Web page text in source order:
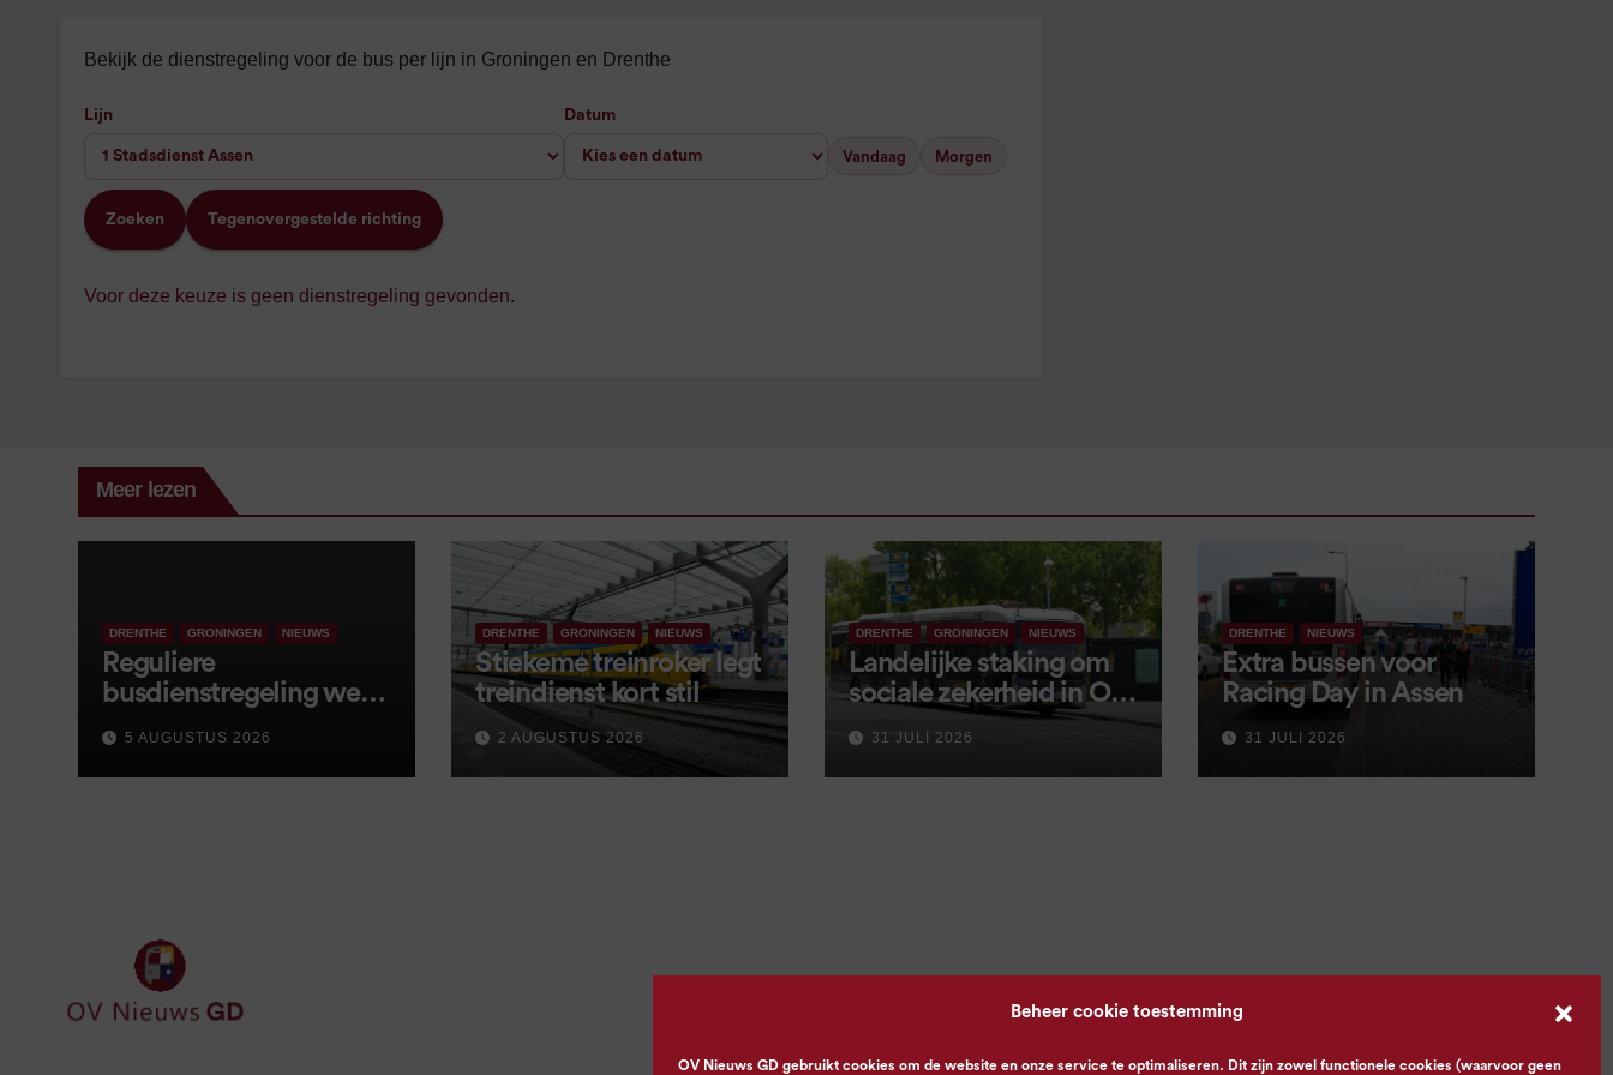
Beheer cookie toestemming
OV Nieuws GD gebruikt cookies om de website en onze service te optimaliseren. Dit zijn zowel functionele cookies (waarvoor geen
Bekijk de dienstregeling voor de bus per lijn in Groningen en Drenthe
Lijn Datum
Vandaag Morgen
Zoeken Tegenovergestelde richting
Voor deze keuze is geen dienstregeling gevonden.
Meer lezen
DRENTHE GRONINGEN NIEUWS
Reguliere
busdienstregeling weer
van start, met kleine
wijzigingen
5 AUGUSTUS 2026
DRENTHE GRONINGEN NIEUWS
Stiekeme treinroker legt
treindienst kort stil
2 AUGUSTUS 2026
DRENTHE GRONINGEN NIEUWS
Landelijke staking om
sociale zekerheid in OV
aangekondigd voor 9
september
31 JULI 2026
DRENTHE NIEUWS
Extra bussen voor
Racing Day in Assen
31 JULI 2026